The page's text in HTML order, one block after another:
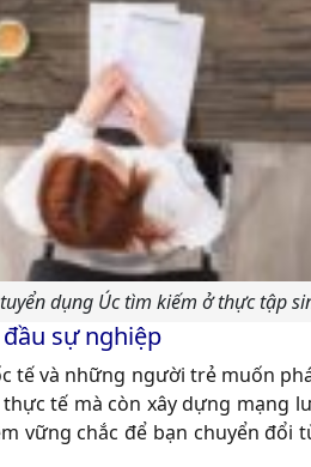
dụng Úc tìm kiếm ở thực tập
sự nghiệp
tế và những người trẻ muốn
tế mà còn xây dựng mạng
vững chắc để bạn chuyển